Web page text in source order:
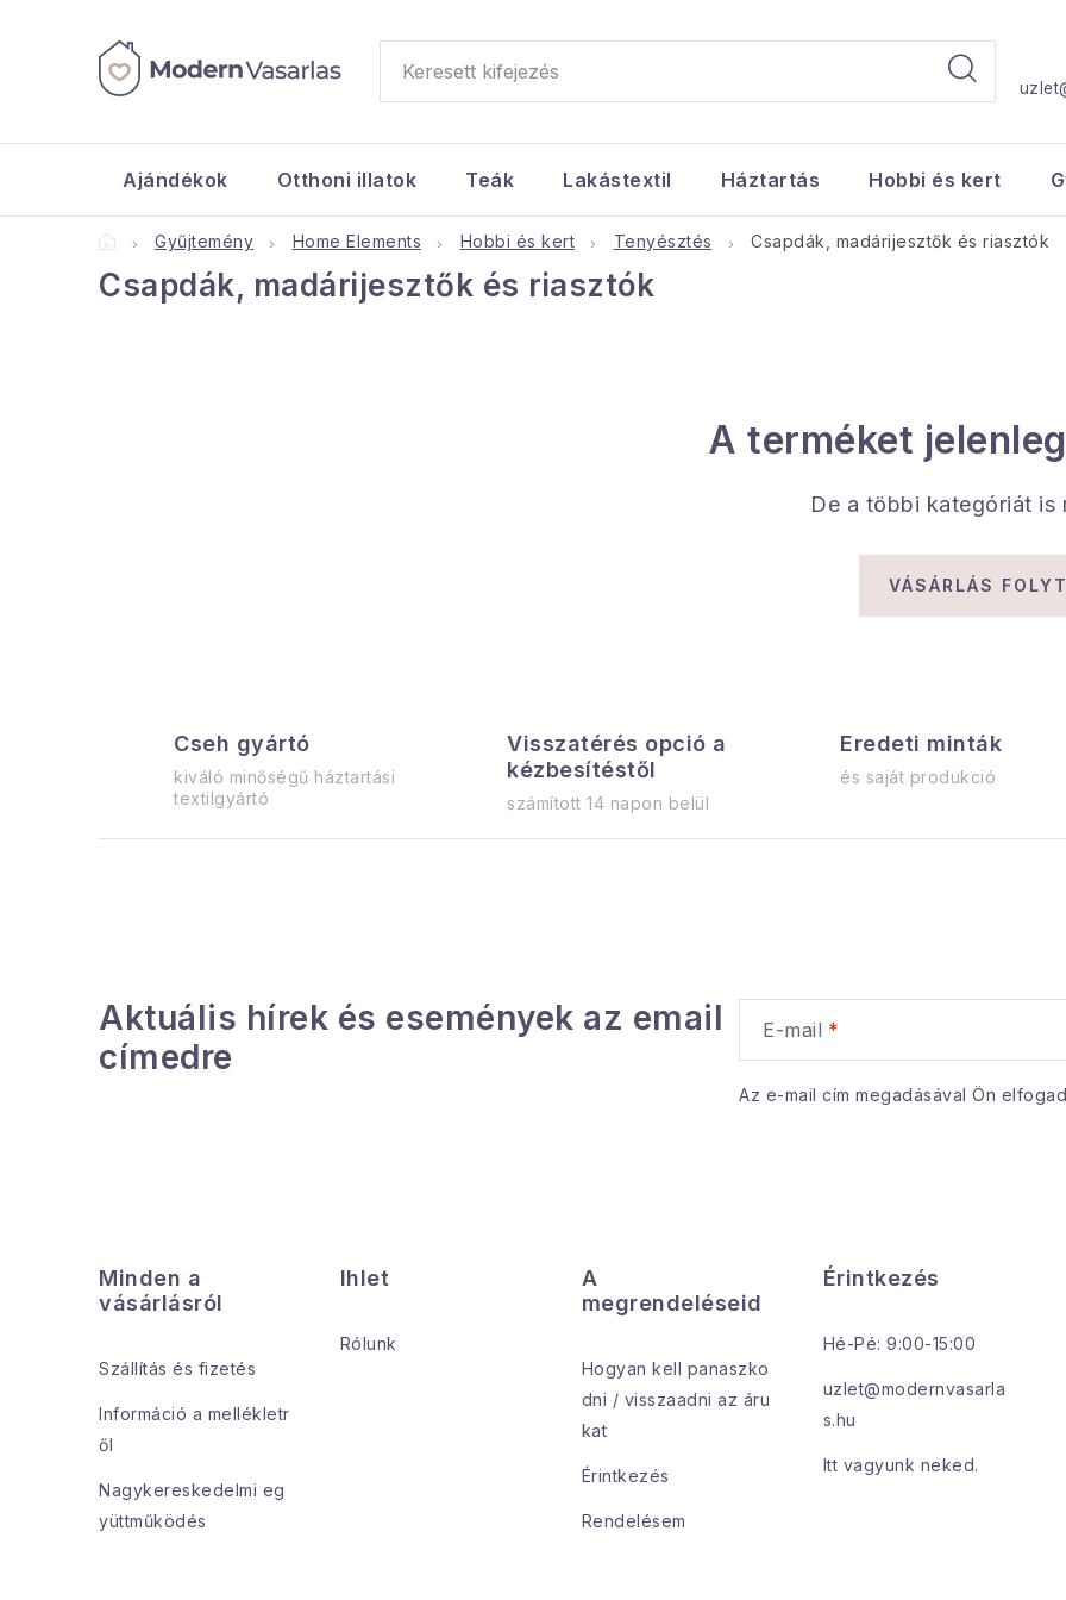
tartalomhoz
Ajándékok Otthoni illatok Teák Lakástextil Háztartás Hobbi és kert
KezdőlapGyűjtemény Home Elements Hobbi és kert Tenyésztés Csapdák, madárijesztők és riasztók
Csapdák, madárijesztők és riasztók
e
A terméket
De a többi kategóriát is
VÁSÁRLÁS
Cseh gyártó
kiváló minőségű háztartási
textilgyártó
Visszatérés opció a
kézbesítéstől
számított 14 napon belül
Eredeti minták
és saját produkció
Aktuális hírek és események az email
címedre
E-mail
Az e-mail cím megadásával Ön
Minden a
vásárlásról
Szállítás és fizetés
Információ a mellékletr
ől
Nagykereskedelmi eg
yüttműködés
Ihlet
Rólunk
A
megrendeléseid
Hogyan kell panaszko
dni / visszaadni az áru
kat
Érintkezés
Rendelésem
Érintkezés
Hé-Pé: 9:00-15:00
uzlet@modernvasarla
s.hu
Itt vagyunk neked.